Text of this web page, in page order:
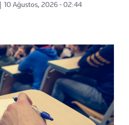
10 Ağustos, 2026 - 02:44